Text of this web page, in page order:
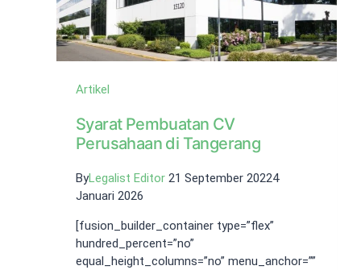
Artikel
Syarat Pembuatan CV
Perusahaan di Tangerang
ByLegalist Editor 21 September 20224
Januari 2026
[fusion_builder_container type=”flex”
hundred_percent=”no”
equal_height_columns=”no” menu_anchor=””